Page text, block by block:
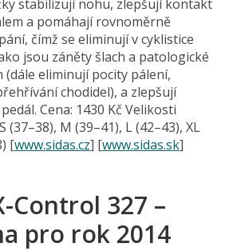
stabilizují nohu, zlepšují kontakt
a pomáhají rovnoměrně
čímž se eliminují v cyklistice
jsou záněty šlach a patologické
(dále eliminují pocity pálení,
chodidel), a zlepšují
Cena: 1430 Kč Velikosti
(37–38), M (39–41), L (42–43), XL
[www.sidas.cz] [www.sidas.sk]
Control 327 –
pro rok 2014